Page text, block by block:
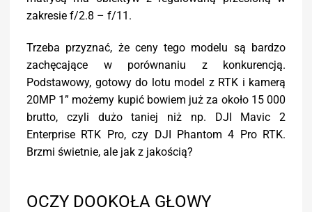
zakresie f/2.8 – f/11.
Trzeba przyznać, że ceny tego modelu są bardzo
zachęcające w porównaniu z konkurencją.
Podstawowy, gotowy do lotu model z RTK i kamerą
20MP 1” możemy kupić bowiem już za około 15 000
brutto, czyli dużo taniej niż np. DJI Mavic 2
Enterprise RTK Pro, czy DJI Phantom 4 Pro RTK.
Brzmi świetnie, ale jak z jakością?
OCZY DOOKOŁA GŁOWY